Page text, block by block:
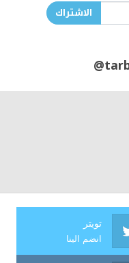
الاشتراك
تويتر
انضم الينا